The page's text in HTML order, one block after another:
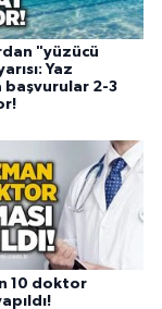
"yüzücü
Yaz
başvurular 2-3
10 doktor